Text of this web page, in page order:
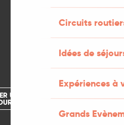
Circuits
Idées de
Expériences à
Grands
UN OFFICE DE